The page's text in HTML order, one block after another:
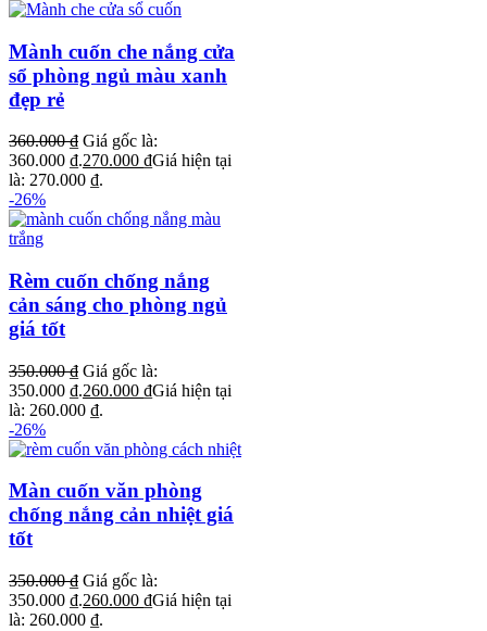
Mành cuốn che nắng cửa
sổ phòng ngủ màu xanh
đẹp rẻ
360.000₫ Giá gốc là:
360.000 ₫.270.000 ₫Giá hiện tại
là: 270.000 ₫.
-26%
Rèm cuốn chống nắng
cản sáng cho phòng ngủ
giá tốt
350.000₫ Giá gốc là:
350.000 ₫.260.000 ₫Giá hiện tại
là: 260.000 ₫.
-26%
Màn cuốn văn phòng
chống nắng cản nhiệt giá
tốt
350.000₫ Giá gốc là:
350.000 ₫.260.000 ₫Giá hiện tại
là: 260.000 ₫.